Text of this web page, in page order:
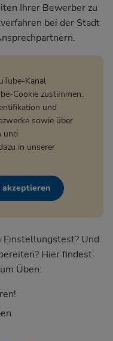
Ihrer Bewerber zu
bei der Stadt
Kanal
Cookie zustimmen.
und
sowie über
und
in unserer
akzeptieren
Und
Hier findest
Üben: